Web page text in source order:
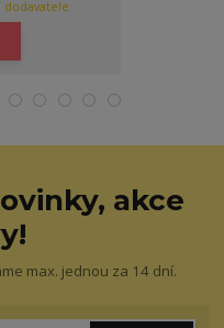
dodavatele
akce
max. jednou za 14 dní.